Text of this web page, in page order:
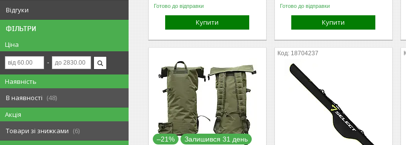
Відгуки
ФІЛЬТРИ
Ціна
Наявність
В наявності
48
Акція
Товари зі знижками
6
Готово до відправки
Купити
Готово до відправки
Купити
–21% Залишився 31 день
18704237